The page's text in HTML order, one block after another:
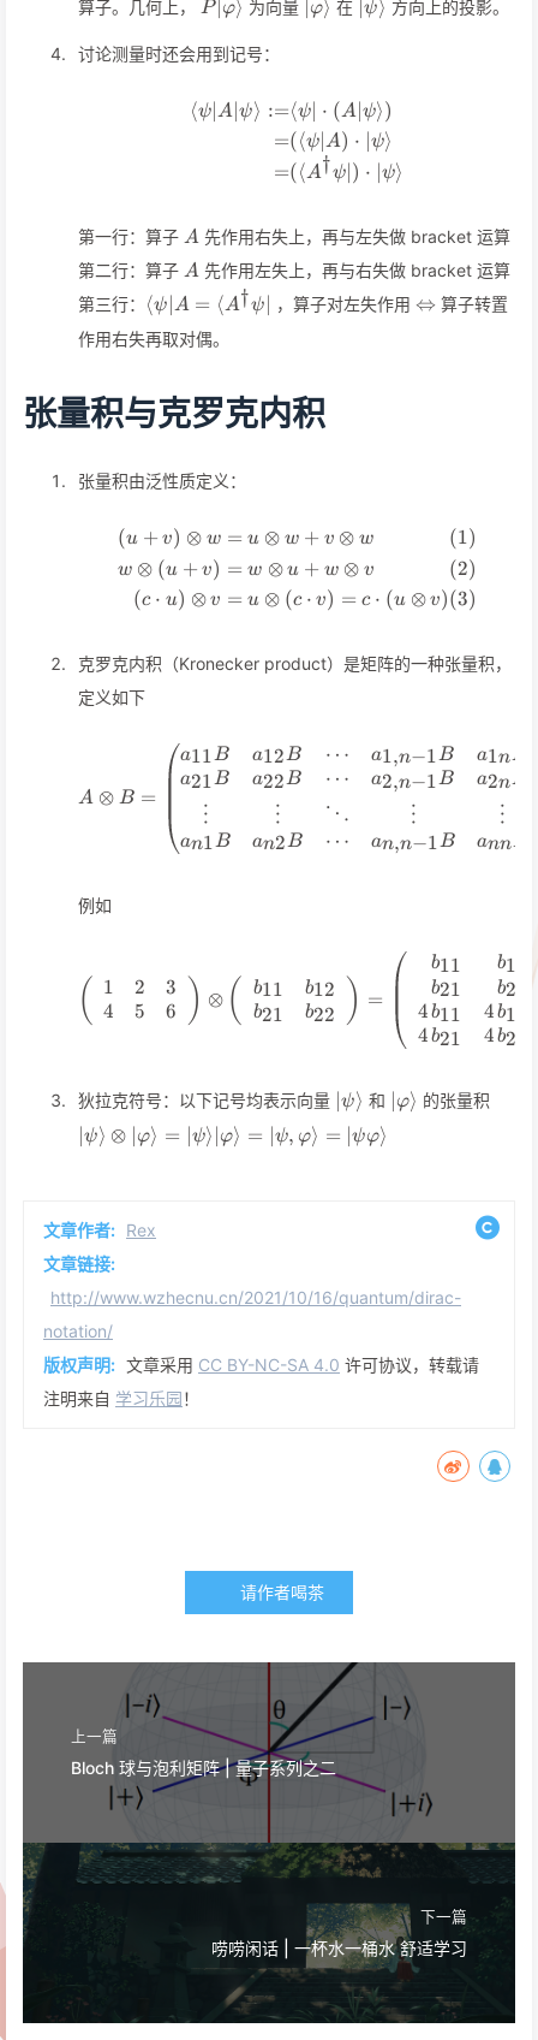
算子。几何上， P φ⟩ 为向量 φ⟩ 在 ∣ψ⟩ 方向上的投影。
讨论测量时还会用到记号：
\begin{align*} \langle
⟨ψ∣A∣ψ⟩ :=
=
=
⟨ψ∣ ⋅ (A∣ψ⟩)
(⟨ψ∣A) ⋅ ∣ψ⟩
(⟨A†ψ ) ⋅ ψ⟩
第一行：算子 A
A 先作用右失上，再与左失做 bracket 运算
第二行：算子 A
A 先作用左失上，再与右失做 bracket 运算
第三行：
\langle\psi\vert A
A^\dagger\psi\vert
⟨ψ A = ⟨A†ψ ，算子对左失作用 ⇔算子转置
作用右失再取对偶。
张量积与克罗克内积
张量积由泛性质定义：
\begin{align}
(u + v) ⊗ w
w ⊗ (u + v)
(c ⋅ u) ⊗ v
= u ⊗ w + v ⊗ w
= w ⊗ u + w ⊗ v
= u ⊗ (c ⋅ v) = c ⋅ (u ⊗ v)
克罗克内积（Kronecker product）是矩阵的一种张量积，
定义如下
A\otimes
A ⊗ B =
a11B
a21B
⋮
an1B
a12B
a22B
⋮
an2B
⋯
⋯
⋱
⋯
a1,n−1B
a2,n−1B
⋮
an,n−1B
a1nB
a2nB
⋮
annB
例如
\left(\begin{array}{rrr}
(
1
4
2
5
3
6
) ⊗ ( b11
b21
b12
b22 ) =
b11
b21
4 b11
4 b21
b12
b22
4 b12
4 b22
狄拉克符号：以下记号均表示向量 \vert\psi\rangle
ψ⟩ 和 φ⟩ 的张量积
∣ψ⟩ ⊗ ∣φ⟩ = ∣ψ⟩ ∣φ⟩ = ∣ψ, φ⟩ = ∣ψφ⟩
文章作者: Rex
文章链接:
http://www.wzhecnu.cn/2021/10/16/quantum/dirac-
notation/
版权声明: 文章采用 CC BY-NC-SA 4.0 许可协议，转载请
注明来自 学习乐园！
请作者喝茶
上一篇
Bloch 球与泡利矩阵 | 量子系列之二
下一篇
唠唠闲话 | 一杯水一桶水 舒适学习